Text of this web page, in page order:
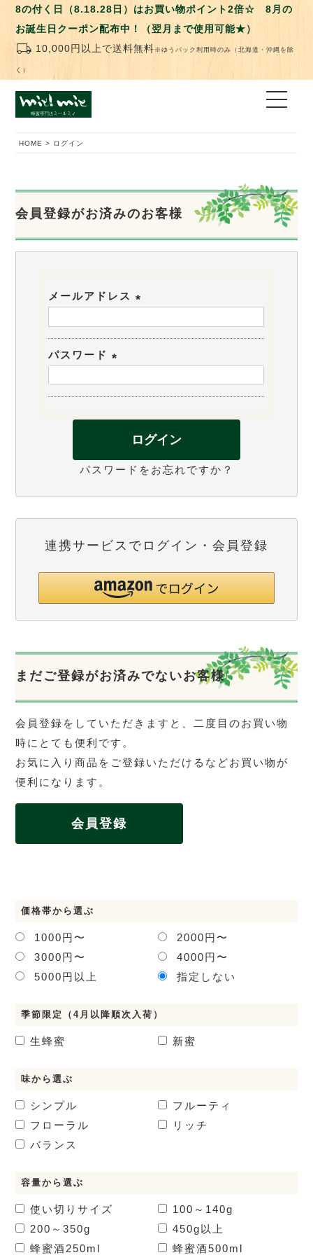
8の付く日（8.18.28日）はお買い物ポイント2倍☆ 8月の
お誕生日クーポン配布中！（翌月まで使用可能★）
local_shipping 10,000円以上で送料無料※ゆうパック利用時のみ（北海道・沖縄を除
く）
HOME ログイン
会員登録がお済みのお客様
メールアドレス
必
パスワード
必
ログイン
パスワードをお忘れですか？
連携サービスでログイン・会員登録
まだご登録がお済みでないお客様
会員登録をしていただきますと、二度目のお買い物
時にとても便利です。
お気に入り商品をご登録いただけるなどお買い物が
便利になります。
会員登録
価格帯から選ぶ
1000円〜
2000円〜
3000円〜
4000円〜
5000円以上
指定しない
季節限定（4月以降順次入荷）
生蜂蜜 新蜜
味から選ぶ
シンプル
フルーティ
フローラル
リッチ
バランス
容量から選ぶ
使い切りサイズ
100～140g
200～350g
450g以上
蜂蜜酒250ml 蜂蜜酒500ml